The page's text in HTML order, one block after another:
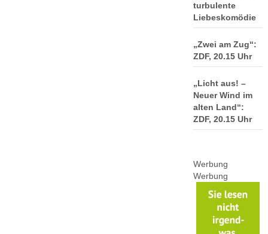
turbulente
Liebeskomödie
„Zwei am Zug“:
ZDF, 20.15 Uhr
„Licht aus! –
Neuer Wind im
alten Land“:
ZDF, 20.15 Uhr
Werbung
Werbung